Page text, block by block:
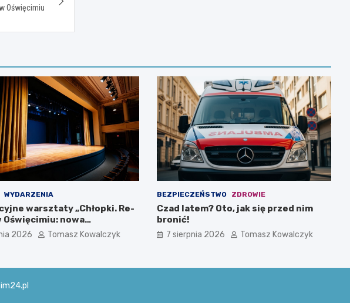
Oświęcimiu
WYDARZENIA
warsztaty „Chłopki. Re-
Oświęcimiu: nowa
przez teatr i muzykę
2026 Tomasz Kowalczyk
BEZPIECZEŃSTWO ZDROWIE
Czad latem? Oto, jak się przed nim
bronić!
7 sierpnia 2026 Tomasz Kowalczyk